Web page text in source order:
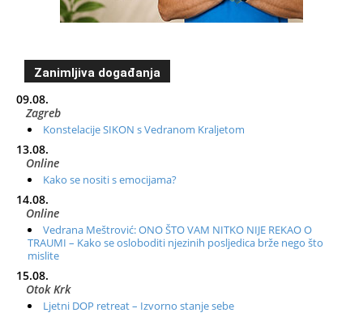
Zanimljiva događanja
09.08.
Zagreb
Konstelacije SIKON s Vedranom Kraljetom
13.08.
Online
Kako se nositi s emocijama?
14.08.
Online
Vedrana Meštrović: ONO ŠTO VAM NITKO NIJE REKAO O
TRAUMI – Kako se osloboditi njezinih posljedica brže nego što
mislite
15.08.
Otok Krk
Ljetni DOP retreat – Izvorno stanje sebe